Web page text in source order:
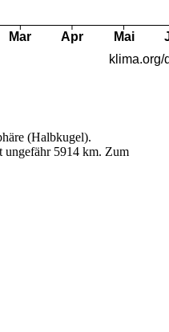
(Halbkugel).
ungefähr 5914 km. Zum